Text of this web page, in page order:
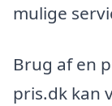
mulige
Brug af en
pris.dk kan